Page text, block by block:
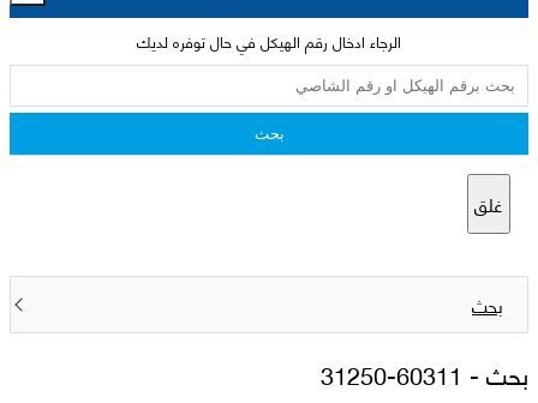
الرجاء ادخال رقم الهيكل في حال توفره لديك
بحث
غلق
بحث
بحث - 31250-60311